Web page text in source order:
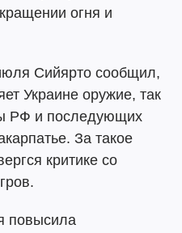
огня и
Сийярто сообщил,
Украине оружие, так
РФ и последующих
За такое
критике со
повысила